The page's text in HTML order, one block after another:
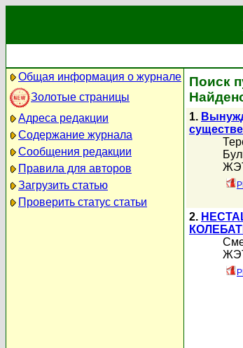
Общая информация о журнале
Золотые страницы
Адреса редакции
Содержание журнала
Сообщения редакции
Правила для авторов
Загрузить статью
Проверить статус статьи
Поиск
1.
2.